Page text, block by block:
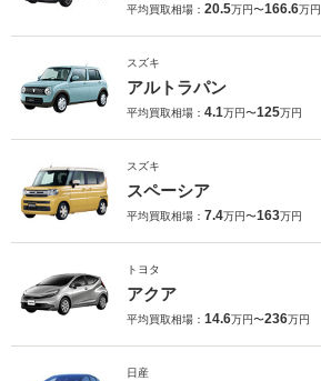
平均買取相場： 20.5万円〜166.6万円
スズキ
アルトラパン
平均買取相場： 4.1万円〜125万円
スズキ
スペーシア
平均買取相場： 7.4万円〜163万円
トヨタ
アクア
平均買取相場： 14.6万円〜236万円
日産